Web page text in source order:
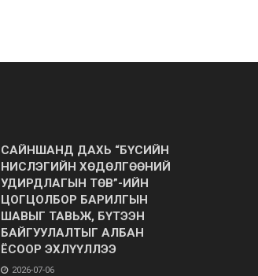
САЙНШАНД ДАХЬ “БҮСИЙН
НИСЛЭГИЙН ХӨДӨЛГӨӨНИЙ
УДИРДЛАГЫН ТӨВ”-ИЙН
ЦОГЦОЛБОР БАРИЛГЫН
ШАВЫГ ТАВЬЖ, БҮТЭЭН
БАЙГУУЛАЛТЫГ АЛБАН
ЁСООР ЭХЛҮҮЛЛЭЭ
2026-07-06